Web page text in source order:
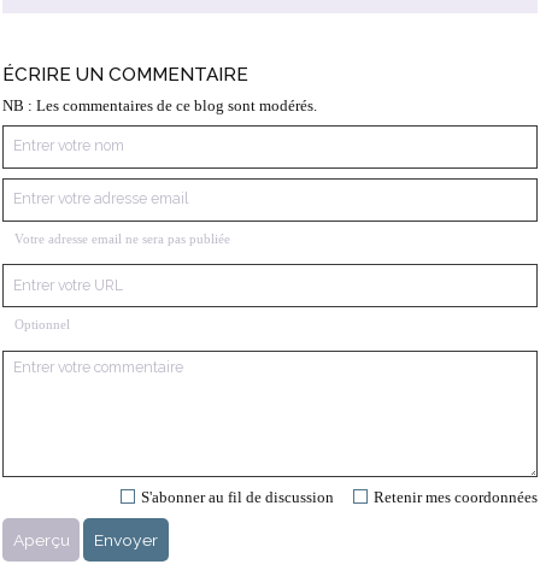
ÉCRIRE UN COMMENTAIRE
NB : Les commentaires de ce blog sont modérés.
Votre adresse email ne sera pas publiée
Optionnel
Retenir mes coordonnées
S'abonner au fil de discussion